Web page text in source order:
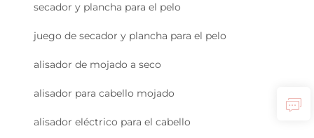
secador y plancha para el pelo
juego de secador y plancha para el pelo
alisador de mojado a seco
alisador para cabello mojado
alisador eléctrico para el cabello